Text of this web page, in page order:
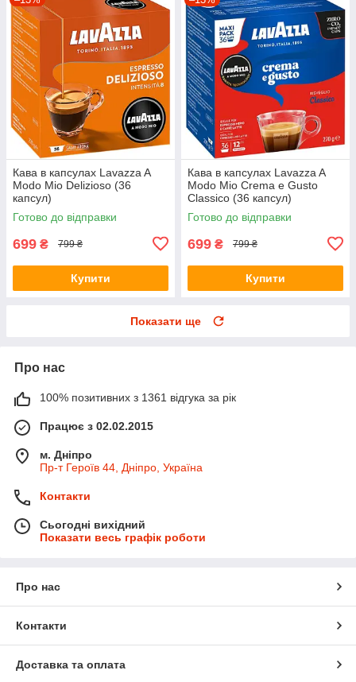
Кава в капсулах Lavazza A
Modo Mio Delizioso (36
капсул)
Готово до відправки
699 ₴ 799 ₴
Купити
Кава в капсулах Lavazza A
Modo Mio Crema e Gusto
Classico (36 капсул)
Готово до відправки
699 ₴ 799 ₴
Купити
Показати ще
Про нас
100% позитивних з 1361 відгука за рік
Працює з 02.02.2015
м. Дніпро
Пр-т Героїв 44, Дніпро, Україна
Контакти
Сьогодні вихідний
Показати весь графік роботи
Про нас
Контакти
Доставка та оплата